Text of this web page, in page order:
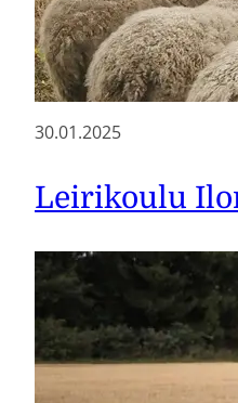
30.01.2025
Leirikoulu